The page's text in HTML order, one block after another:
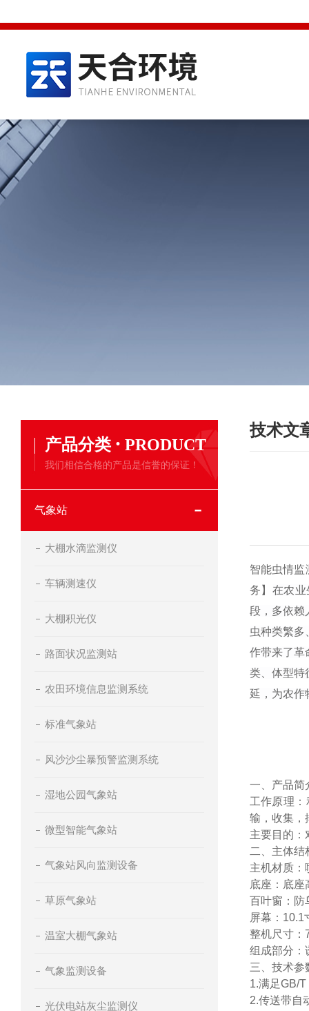
产品分类 · PRODUCT
我们相信合格的产品是信誉的保证！
气象站
大棚水滴监测仪
车辆测速仪
大棚积光仪
路面状况监测站
农田环境信息监测系统
标准气象站
风沙沙尘暴预警监测系统
湿地公园气象站
微型智能气象站
气象站风向监测设备
草原气象站
温室大棚气象站
气象监测设备
光伏电站灰尘监测仪
技术文
智能虫情
务】 在农业
段，多依赖
虫种类繁多
作带来了革
类、体型特
延，为农作
一、产品简
工作原理
输，收集，
主要目的：
二、主体结
主机材质：
底座：底座
百叶窗：防
屏幕：10.1
整机尺寸：
组成部分：
三、技术参
1.满足GB/
2.传送带自